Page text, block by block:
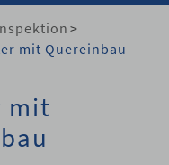
>
mit Quereinbau
mit